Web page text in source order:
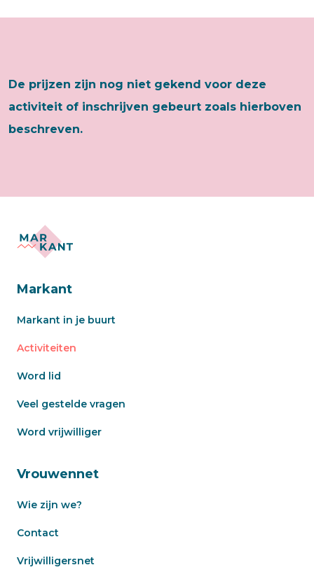
De prijzen zijn nog niet gekend voor deze
activiteit of inschrijven gebeurt zoals hierboven
beschreven.
Markant
Markant in je buurt
Activiteiten
Word lid
Veel gestelde vragen
Word vrijwilliger
Vrouwennet
Wie zijn we?
Contact
Vrijwilligersnet